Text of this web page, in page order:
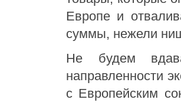
Европе и
суммы, нежели
Не будем
направленности
с Европейским